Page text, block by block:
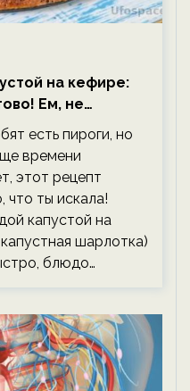
на кефире:
Ем, не
есть пироги, но
времени
этот рецепт
что ты искала!
капустой на
шарлотка)
блюдо…